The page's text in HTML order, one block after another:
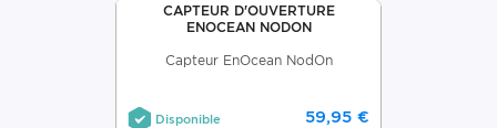
CAPTEUR D'OUVERTURE
ENOCEAN NODON
Capteur EnOcean NodOn
59,95 €
Disponible